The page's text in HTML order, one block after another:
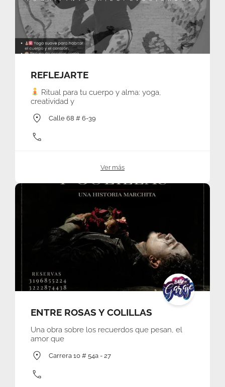
REFLEJARTE
Ritual para tu cuerpo y alma: yoga,
creatividad y
Calle 68 # 6-39
Ver más
ENTRE ROSAS Y COLILLAS
Una obra sobre los recuerdos que pesan, el
amor que
Carrera 10 # 54a - 27